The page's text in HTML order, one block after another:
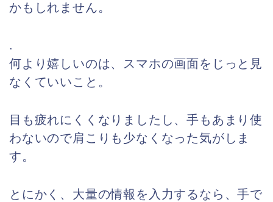
かもしれません。
.
何より嬉しいのは、スマホの画面をじっと見
なくていいこと。
目も疲れにくくなりましたし、手もあまり使
わないので肩こりも少なくなった気がしま
す。
とにかく、大量の情報を入力するなら、手で